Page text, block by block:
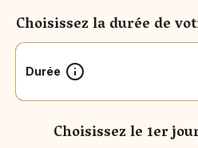
Choisissez la durée de
Durée
Choisissez le 1er